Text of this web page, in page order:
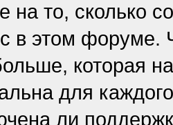
на то, сколько
в этом форуме.
которая
для
ли